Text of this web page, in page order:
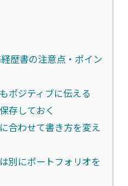
歴書の注意点・ポイン
ポジティブに伝える
存しておく
合わせて書き方を変え
別にポートフォリオを